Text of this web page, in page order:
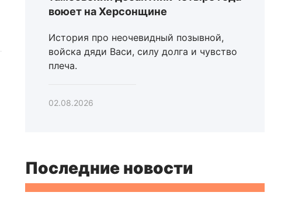
воюет на Херсонщине
История про неочевидный позывной,
войска дяди Васи, силу долга и чувство
плеча.
02.08.2026
Последние новости